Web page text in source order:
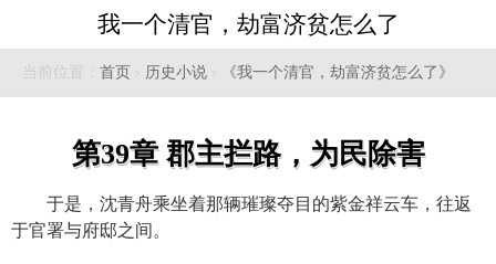
我一个清官，劫富济贫怎么了
当前位置： 首页 › 历史小说 › 《我一个清官，劫富济贫怎么了》
第39章 郡主拦路，为民除害
于是，沈青舟乘坐着那辆璀璨夺目的紫金祥云车，往返
于官署与府邸之间。